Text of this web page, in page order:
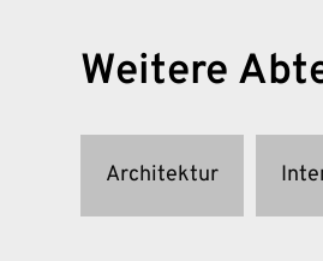
Weitere
Architektur